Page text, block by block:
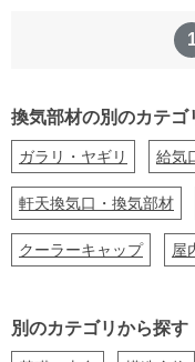
換気部材の別のカテゴ
ガラリ・ヤギリ 給気
軒天換気口・換気部材
クーラーキャップ 屋
別のカテゴリから探す